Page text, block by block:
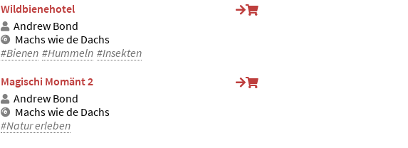
Wildbienehotel
Andrew Bond
Machs wie de Dachs
#Bienen #Hummeln #Insekten
Magischi Momänt 2
Andrew Bond
Machs wie de Dachs
#Natur erleben